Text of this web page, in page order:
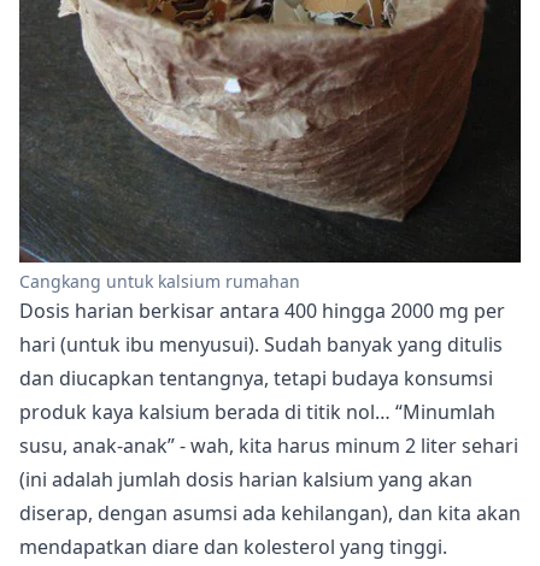
Cangkang untuk kalsium rumahan
Dosis harian berkisar antara 400 hingga 2000 mg per
hari (untuk ibu menyusui). Sudah banyak yang ditulis
dan diucapkan tentangnya, tetapi budaya konsumsi
produk kaya kalsium berada di titik nol… “Minumlah
susu, anak-anak” - wah, kita harus minum 2 liter sehari
(ini adalah jumlah dosis harian kalsium yang akan
diserap, dengan asumsi ada kehilangan), dan kita akan
mendapatkan diare dan kolesterol yang tinggi.